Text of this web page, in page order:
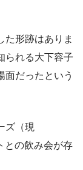
た形跡はありま
られる大下容子
面だったという
ズ（現
との飲み会が存